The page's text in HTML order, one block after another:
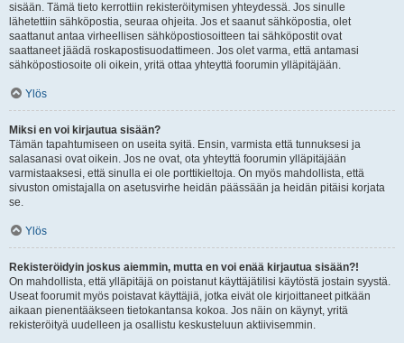
sisään. Tämä tieto kerrottiin rekisteröitymisen yhteydessä. Jos sinulle
lähetettiin sähköpostia, seuraa ohjeita. Jos et saanut sähköpostia, olet
saattanut antaa virheellisen sähköpostiosoitteen tai sähköpostit ovat
saattaneet jäädä roskapostisuodattimeen. Jos olet varma, että antamasi
sähköpostiosoite oli oikein, yritä ottaa yhteyttä foorumin ylläpitäjään.
Ylös
Miksi en voi kirjautua sisään?
Tämän tapahtumiseen on useita syitä. Ensin, varmista että tunnuksesi ja
salasanasi ovat oikein. Jos ne ovat, ota yhteyttä foorumin ylläpitäjään
varmistaaksesi, että sinulla ei ole porttikieltoja. On myös mahdollista, että
sivuston omistajalla on asetusvirhe heidän päässään ja heidän pitäisi korjata
se.
Ylös
Rekisteröidyin joskus aiemmin, mutta en voi enää kirjautua sisään?!
On mahdollista, että ylläpitäjä on poistanut käyttäjätilisi käytöstä jostain syystä.
Useat foorumit myös poistavat käyttäjiä, jotka eivät ole kirjoittaneet pitkään
aikaan pienentääkseen tietokantansa kokoa. Jos näin on käynyt, yritä
rekisteröityä uudelleen ja osallistu keskusteluun aktiivisemmin.